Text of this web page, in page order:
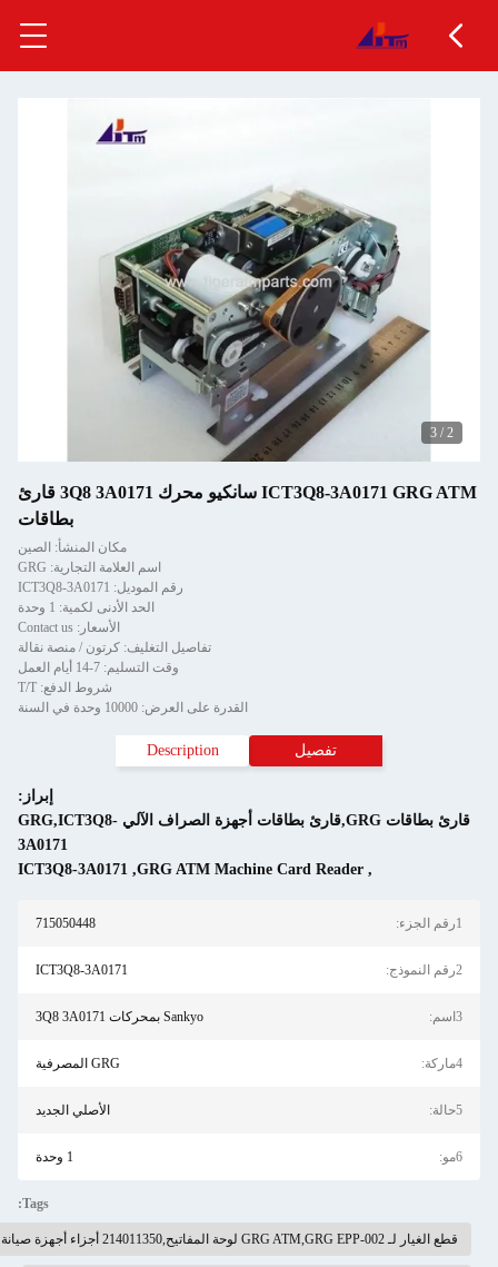
/
3
ICT3Q8-3A0171 GRG ATM سانكيو محرك 3Q8 3A0171 قارئ
بطاقات
مكان المنشأ: الصين
اسم العلامة التجارية: GRG
رقم الموديل: ICT3Q8-3A0171
الحد الأدنى لكمية: 1 وحدة
الأسعار: Contact us
تفاصيل التغليف: كرتون / منصة نقالة
وقت التسليم: 7-14 أيام العمل
شروط الدفع: T/T
القدرة على العرض: 10000 وحدة في السنة
تفصيل Description
إبراز:
قارئ بطاقات GRG,قارئ بطاقات أجهزة الصراف الآلي GRG,ICT3Q8-
3A0171
GRG ATM Machine Card Reader
,
ICT3Q8-3A0171
715050448
ICT3Q8-3A0171
Sankyo بمحركات 3Q8 3A0171
GRG المصرفية
الأصلي الجديد
Tags:
قطع الغيار لـ GRG ATM,GRG EPP-002 لوحة المفاتيح,214011350 أجزاء أجهزة صيانة